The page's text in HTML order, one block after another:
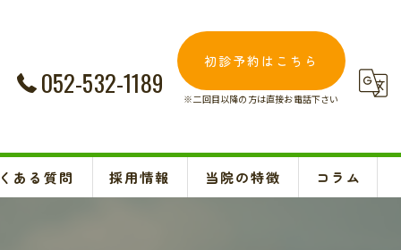
052-532-1189
初診予約はこちら
※二回目以降の方は直接お電話下さい
ある質問 採用情報 当院の特徴 コラム